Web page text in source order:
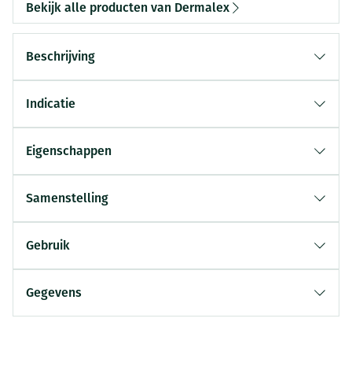
Bekijk alle producten van Dermalex
Beschrijving
Indicatie
Eigenschappen
Samenstelling
Gebruik
Gegevens